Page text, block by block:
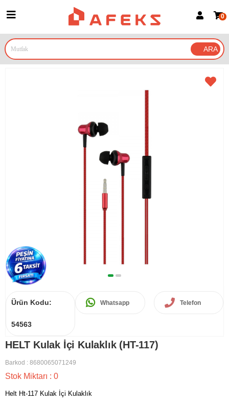
Google İle Bağlan
0
Ürün Kodu:
54563
Whatsapp Telefon
HELT Kulak İçi Kulaklık (HT-117)
Barkod : 8680065071249
Stok Miktarı : 0
Helt Ht-117 Kulak İçi Kulaklık